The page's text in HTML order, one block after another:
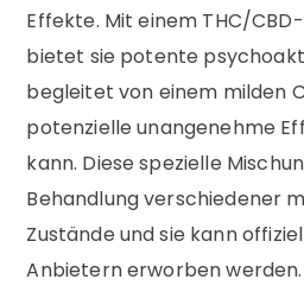
Effekte. Mit einem THC/
bietet sie potente
begleitet von einem milden
potenzielle unangenehme
kann. Diese spezielle
Behandlung verschiedener
Zustände und sie kann
Anbietern erworben werden.